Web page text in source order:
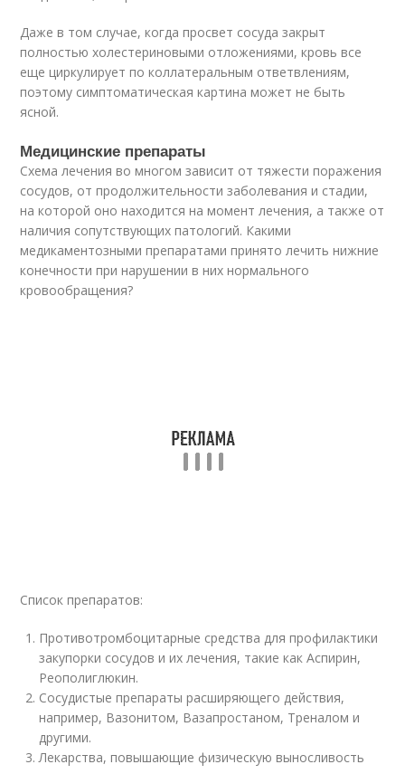
Даже в том случае, когда просвет сосуда закрыт
полностью холестериновыми отложениями, кровь все
еще циркулирует по коллатеральным ответвлениям,
поэтому симптоматическая картина может не быть
ясной.
Медицинские препараты
Схема лечения во многом зависит от тяжести поражения
сосудов, от продолжительности заболевания и стадии,
на которой оно находится на момент лечения, а также от
наличия сопутствующих патологий. Какими
медикаментозными препаратами принято лечить нижние
конечности при нарушении в них нормального
кровообращения?
Список препаратов:
Противотромбоцитарные средства для профилактики
закупорки сосудов и их лечения, такие как Аспирин,
Реополиглюкин.
Сосудистые препараты расширяющего действия,
например, Вазонитом, Вазапростаном, Треналом и
другими.
Лекарства, повышающие физическую выносливость